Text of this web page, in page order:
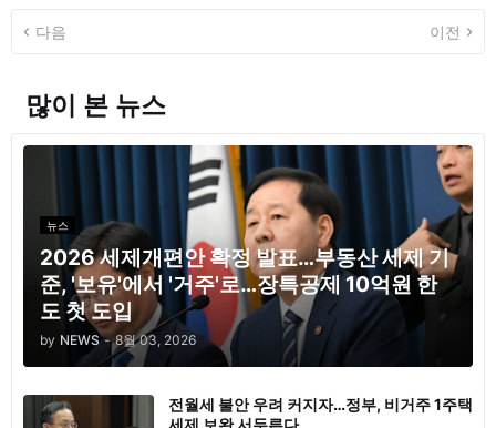
다음 이전
많이 본 뉴스
뉴스
2026 세제개편안 확정 발표…부동산 세제 기
준, '보유'에서 '거주'로…장특공제 10억원 한
도 첫 도입
by NEWS - 8월 03, 2026
전월세 불안 우려 커지자…정부, 비거주 1주택